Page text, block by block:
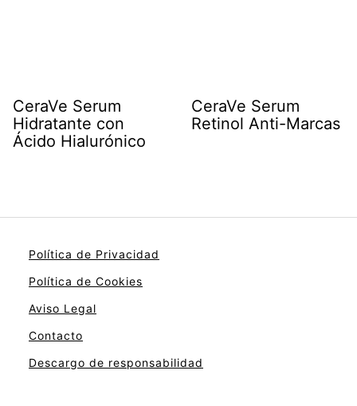
CeraVe Serum
Hidratante con
Ácido Hialurónico
CeraVe Serum
Retinol Anti-Marcas
Política de Privacidad
Política de Cookies
Aviso Legal
Contacto
Descargo de responsabilidad